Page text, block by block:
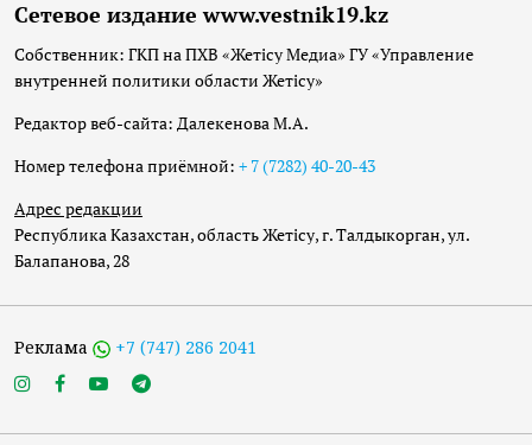
Сетевое издание www.vestnik19.kz
Собственник: ГКП на ПХВ «Жетісу Медиа» ГУ «Управление
внутренней политики области Жетісу»
Редактор веб-сайта: Далекенова М.А.
Номер телефона приёмной: + 7 (7282) 40-20-43
Адрес редакции
Республика Казахстан, область Жетісу, г. Талдыкорган, ул.
Балапанова, 28
Реклама +7 (747) 286 2041